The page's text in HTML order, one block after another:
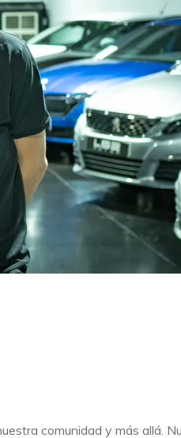
comunidad y más allá.